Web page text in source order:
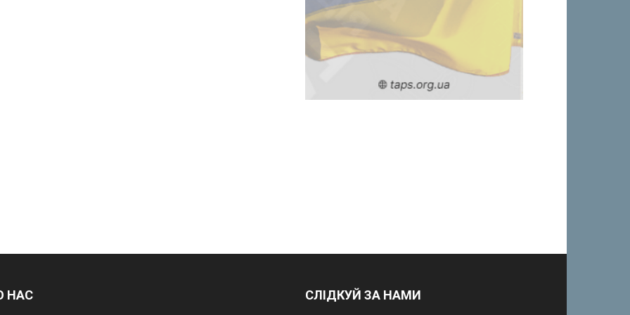
НАС СЛІДКУЙ ЗА НАМИ